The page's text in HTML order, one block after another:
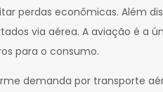
perdas econômicas. Além
via aérea. A aviação é a
para o consumo.
demanda por transporte